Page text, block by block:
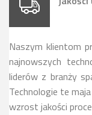
Naszym klientom
najnowszych
liderów z branży
Technologie te
wzrost jakości